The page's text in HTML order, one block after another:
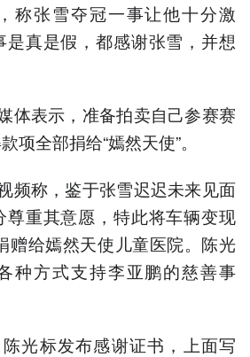
称张雪夺冠一事让他十分激
真是假，都感谢张雪，并想
体表示，准备拍卖自己参赛赛
项全部捐给“嫣然天使”。
频称，鉴于张雪迟迟未来见面
尊重其意愿，特此将车辆变现
赠给嫣然天使儿童医院。陈光
种方式支持李亚鹏的慈善事
光标发布感谢证书，上面写